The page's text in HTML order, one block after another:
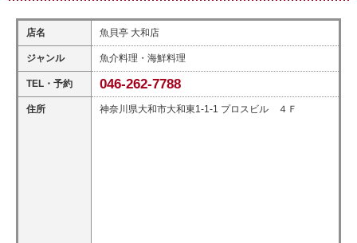
店名 魚貝亭 大和店
ジャンル 魚介料理・海鮮料理
TEL・予約 046-262-7788
住所 神奈川県大和市大和東1-1-1 プロスビル ４Ｆ